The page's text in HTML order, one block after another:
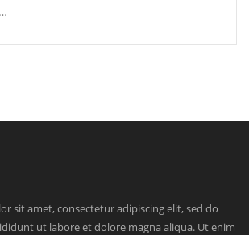
sit amet, consectetur adipiscing elit, sed do
ut labore et dolore magna aliqua. Ut enim